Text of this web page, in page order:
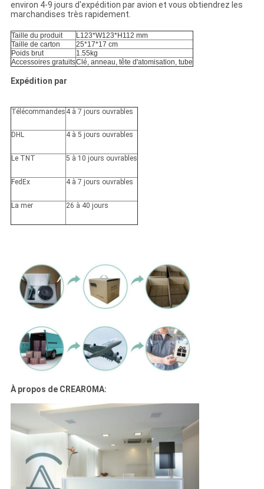
environ 4-9 jours d'expédition par avion et vous obtiendrez les
marchandises très rapidement.
Taille du produit
L123*W123*H112 mm
Taille de carton
25*17*17 cm
Poids brut
1.55kg
Accessoires gratuitsClé, anneau, tête d'atomisation, tube
Expédition par
Télécommandes 4 à 7 jours ouvrables
DHL 4 à 5 jours ouvrables
Le TNT 5 à 10 jours ouvrables
FedEx 4 à 7 jours ouvrables
La mer 26 à 40 jours
À propos de CREAROMA: